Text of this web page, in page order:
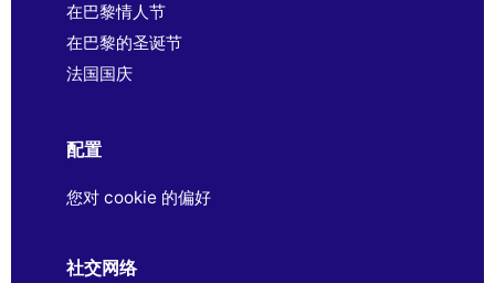
在巴黎情人节
在巴黎的圣诞节
法国国庆
配置
您对 cookie 的偏好
社交网络